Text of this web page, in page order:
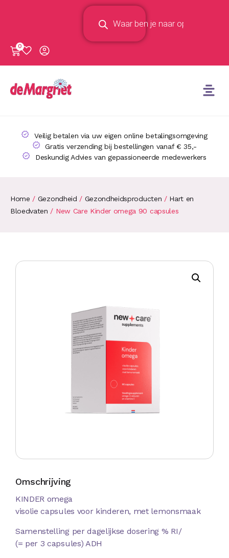
0
Veilig betalen via uw eigen online betalingsomgeving
Gratis verzending bij bestellingen vanaf € 35,-
Deskundig Advies van gepassioneerde medewerkers
Home / Gezondheid / Gezondheidsproducten / Hart en
Bloedvaten / New Care Kinder omega 90 capsules
Omschrijving
KINDER omega
visolie capsules voor kinderen, met lemonsmaak
Samenstelling per dagelijkse dosering % RI/
(= per 3 capsules) ADH